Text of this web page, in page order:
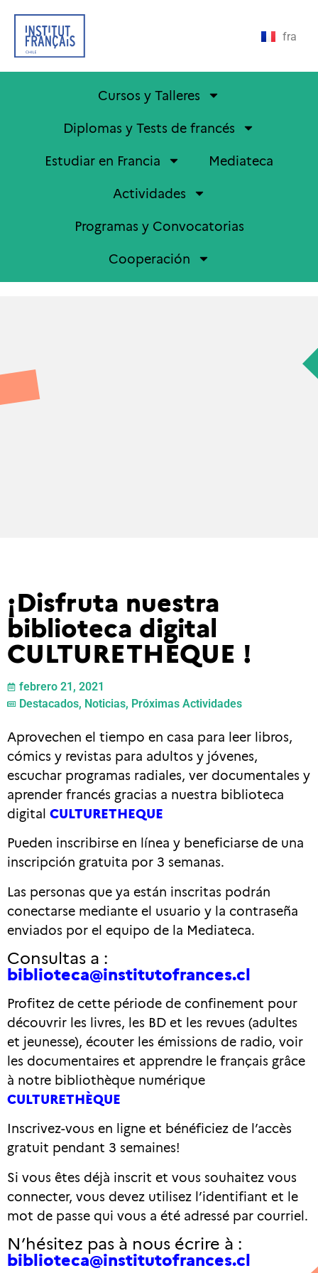
fra
Cursos y Talleres
Diplomas y Tests de francés
Estudiar en Francia
Mediateca
Actividades
Programas y Convocatorias
Cooperación
¡Disfruta nuestra
biblioteca digital
CULTURETHEQUE !
febrero 21, 2021
Destacados, Noticias, Próximas Actividades
Aprovechen el tiempo en casa para leer libros,
cómics y revistas para adultos y jóvenes,
escuchar programas radiales, ver documentales y
aprender francés gracias a nuestra biblioteca
digital CULTURETHEQUE
Pueden inscribirse en línea y beneficiarse de una
inscripción gratuita por 3 semanas.
Las personas que ya están inscritas podrán
conectarse mediante el usuario y la contraseña
enviados por el equipo de la Mediateca.
Consultas a :
biblioteca@institutofrances.cl
Profitez de cette période de confinement pour
découvrir les livres, les BD et les revues (adultes
et jeunesse), écouter les émissions de radio, voir
les documentaires et apprendre le français grâce
à notre bibliothèque numérique
CULTURETHÈQUE
Inscrivez-vous en ligne et bénéficiez de l’accès
gratuit pendant 3 semaines!
Si vous êtes déjà inscrit et vous souhaitez vous
connecter, vous devez utilisez l’identifiant et le
mot de passe qui vous a été adressé par courriel.
N’hésitez pas à nous écrire à :
biblioteca@institutofrances.cl